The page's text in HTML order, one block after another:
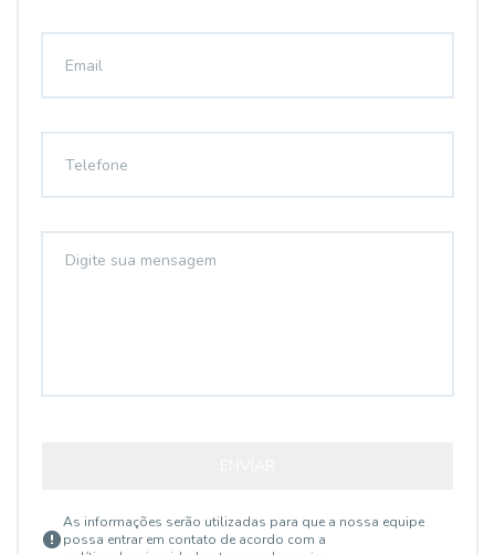
As informações serão utilizadas para que a nossa equipe
possa entrar em contato de acordo com a